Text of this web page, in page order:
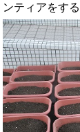
ンティアをす